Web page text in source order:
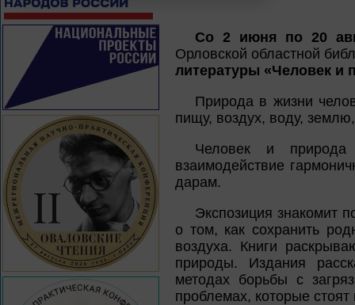
Сo 2 июня по 20
Орловской областной
литературы «Человек и
Природа в жизни
пищу, воздух, воду,
Человек и
взаимодействие
дарам.
Экспозиция знакомит
о том, как сохранить
воздуха. Книги
природы. Издания
методах борьбы с
проблемах, которые